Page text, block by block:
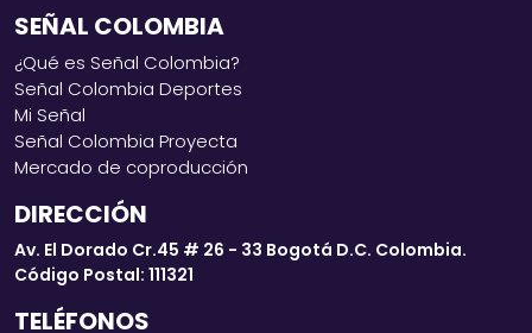
SEÑAL COLOMBIA
¿Qué es Señal Colombia?
Señal Colombia Deportes
Mi Señal
Señal Colombia Proyecta
Mercado de coproducción
DIRECCIÓN
Av. El Dorado Cr.45 # 26 - 33 Bogotá D.C. Colombia.
Código Postal: 111321
TELÉFONOS